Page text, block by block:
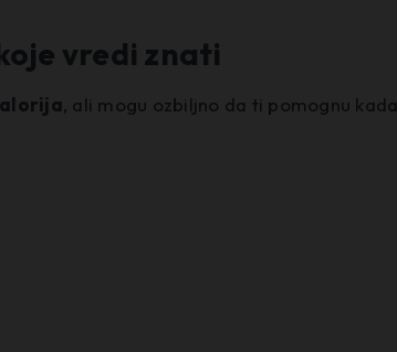
vredi znati
, ali mogu ozbiljno da ti pomognu